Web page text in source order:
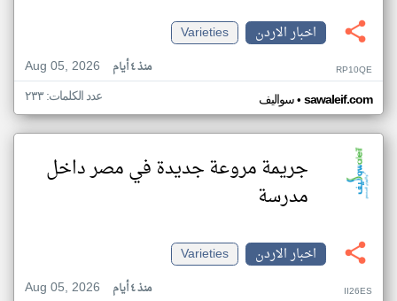
اخبار الاردن
Varieties
Aug 05, 2026
منذ ٤ أيام RP10QE
سواليف• sawaleif.com عدد الكلمات: ٢٣٣
جريمة مروعة جديدة في مصر داخل
مدرسة
اخبار الاردن
Varieties
Aug 05, 2026
منذ ٤ أيام II26ES